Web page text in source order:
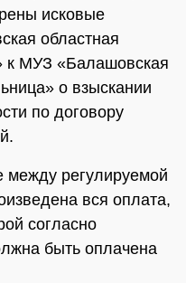
исковые
областная
к МУЗ «Балашовская
о взыскании
по договору
между регулируемой
вся оплата,
согласно
быть оплачена